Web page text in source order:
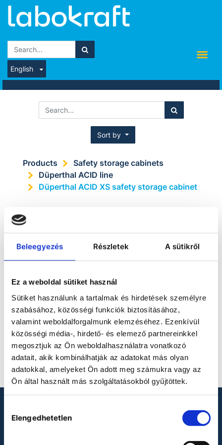
Beleegyezés Részletek A sütikről
Ez a weboldal sütiket használ
Sütiket használunk a tartalmak és hirdetések személyre
szabásához, közösségi funkciók biztosításához,
valamint weboldalforgalmunk elemzéséhez. Ezenkívül
közösségi média-, hirdető- és elemező partnereinkkel
megosztjuk az Ön weboldalhasználatra vonatkozó
adatait, akik kombinálhatják az adatokat más olyan
adatokkal, amelyeket Ön adott meg számukra vagy az
Ön által használt más szolgáltatásokból gyűjtöttek.
kiválasztása
Elengedhetetlen
English
Sort by
Products
Safety storage cabinets
Düperthal ACID line
Düperthal ACID XS safety storage cabinet
DÜPERTHAL ACID XS
SAFETY STORAGE
CABINET
No product defined.
LOOKING FOR LABORATORY